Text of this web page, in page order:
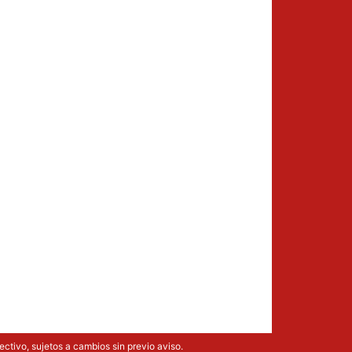
sujetos a cambios sin previo aviso.